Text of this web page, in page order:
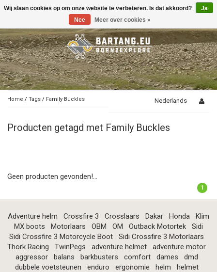
Toggle
Home / Tags / Family Buckles Nederlands
Producten getagd met Family Buckles
Geen producten gevonden!...
1
Adventure helm Crossfire 3 Crosslaars Dakar Honda
Klim
MX boots
Motorlaars OBM OM Outback Motortek
Sidi
Sidi Crossfire 3 Motorcycle Boot
Sidi Crossfire 3 Motorlaars
Thork Racing
TwinPegs adventure helmet
adventure motor
aggressor
balans barkbusters comfort dames
dmd
dubbele voetsteunen
enduro ergonomie helm
helmet
Wij slaan cookies op om onze website te verbeteren. Is dat akkoord?
Ja
Nee
Meer over cookies »